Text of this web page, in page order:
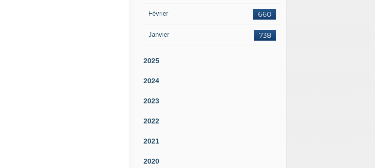
Février 660
Janvier 738
2025
2024
2023
2022
2021
2020